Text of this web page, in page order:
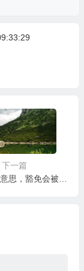
下一篇